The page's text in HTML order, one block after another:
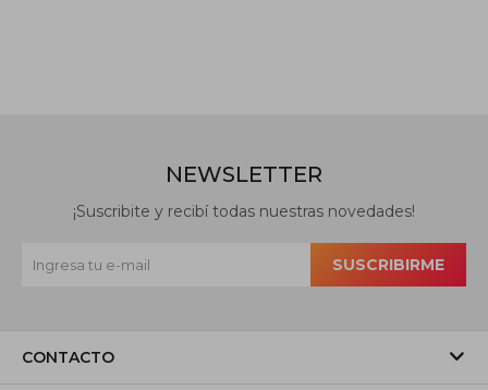
CONTACTO
NEWSLETTER
¡Suscribite y recibí todas nuestras novedades!
SUSCRIBIRME